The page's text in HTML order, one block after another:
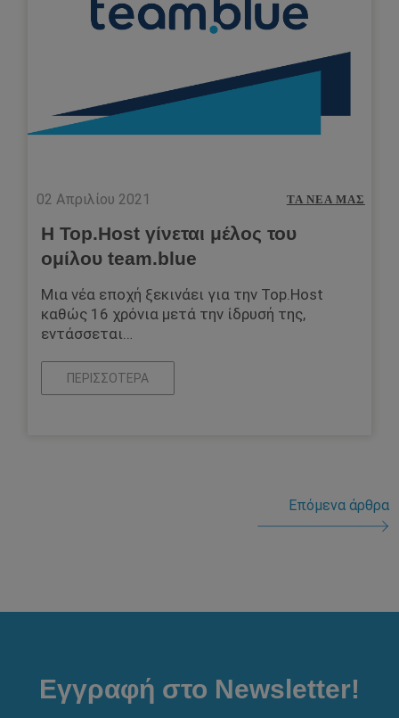
02 Απριλίου 2021 ΤΑ ΝΈΑ ΜΑΣ
Η Top.Host γίνεται μέλος του
ομίλου team.blue
Μια νέα εποχή ξεκινάει για την Top.Host
καθώς 16 χρόνια μετά την ίδρυσή της,
εντάσσεται…
ΠΕΡΙΣΣΌΤΕΡΑ
Επόμενα άρθρα
Εγγραφή στο Newsletter!